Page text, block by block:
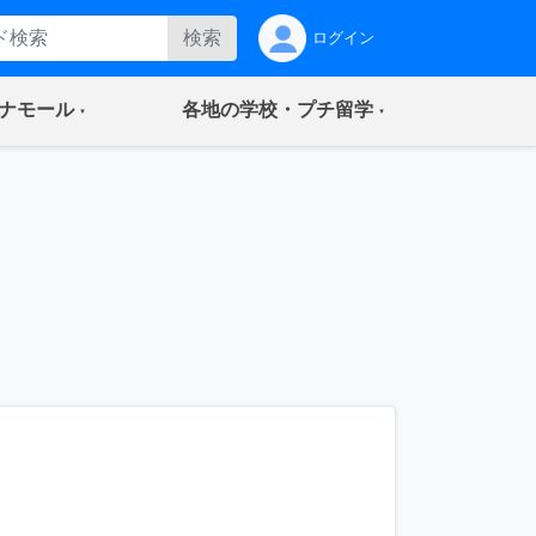
検索 ログイン
モール(current) 各地の学校・プチ留学(current)